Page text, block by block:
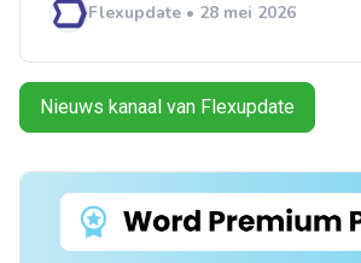
Flexupdate • 28 mei 2026
Nieuws kanaal van Flexupdate